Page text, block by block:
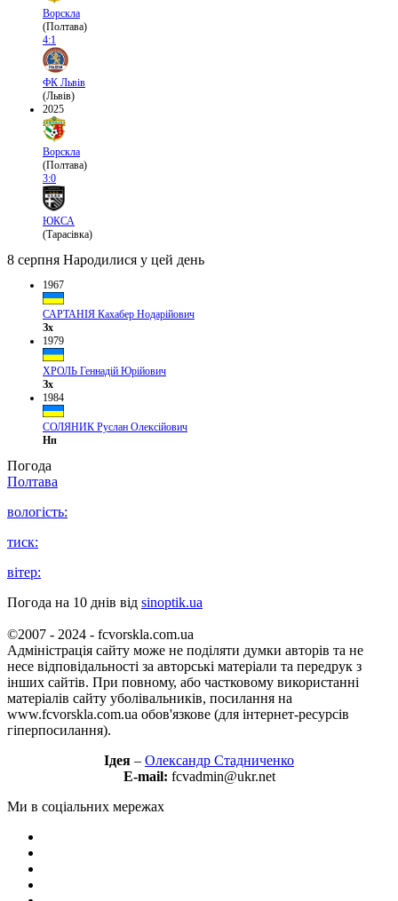
Ворскла
(Полтава)
4:1
ФК Львів
(Львів)
2025
Ворскла
(Полтава)
3:0
ЮКСА
(Тарасівка)
8 серпня Народилися у цей день
1967
САРТАНІЯ Кахабер Нодарійович
Зх
1979
ХРОЛЬ Геннадій Юрійович
Зх
1984
СОЛЯНИК Руслан Олексійович
Нп
Погода
Полтава
вологість:
тиск:
вітер:
Погода на 10 днів від sinoptik.ua
©2007 - 2024 - fcvorskla.com.ua
Адміністрація сайту може не поділяти думки авторів та не
несе відповідальності за авторські матеріали та передрук з
інших сайтів. При повному, або частковому використанні
матеріалів сайту уболівальників, посилання на
www.fcvorskla.com.ua обов'язкове (для інтернет-ресурсів
гіперпосилання).
Ідея – Олександр Стадниченко
E-mail: fcvadmin@ukr.net
Ми в соціальних мережах